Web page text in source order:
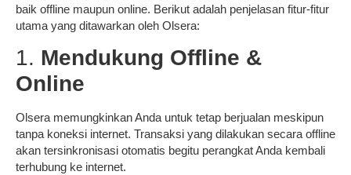
baik offline maupun online. Berikut adalah penjelasan fitur-fitur
utama yang ditawarkan oleh Olsera:
1. Mendukung Offline &
Online
Olsera memungkinkan Anda untuk tetap berjualan meskipun
tanpa koneksi internet. Transaksi yang dilakukan secara offline
akan tersinkronisasi otomatis begitu perangkat Anda kembali
terhubung ke internet.